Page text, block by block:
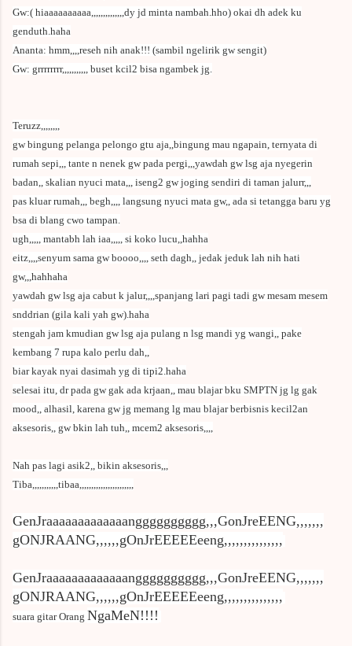
Gw:( hiaaaaaaaaaa,,,,,,,,,,,,,,dy jd minta nambah.hho) okai dh adek ku
genduth.haha
Ananta: hmm,,,,reseh nih anak!!! (sambil ngelirik gw sengit)
Gw: grrrrrrrr,,,,,,,,,,, buset kcil2 bisa ngambek jg.
Teruzz,,,,,,,,
gw bingung pelanga pelongo gtu aja,,bingung mau ngapain, ternyata di
rumah sepi,,, tante n nenek gw pada pergi,,,yawdah gw lsg aja nyegerin
badan,, skalian nyuci mata,,, iseng2 gw joging sendiri di taman jalurr,,,
pas kluar rumah,,, begh,,,, langsung nyuci mata gw,, ada si tetangga baru yg
bsa di blang cwo tampan.
ugh,,,,, mantabh lah iaa,,,,, si koko lucu,,hahha
eitz,,,,senyum sama gw boooo,,,, seth dagh,, jedak jeduk lah nih hati
gw,,,hahhaha
yawdah gw lsg aja cabut k jalur,,,,spanjang lari pagi tadi gw mesam mesem
snddrian (gila kali yah gw).haha
stengah jam kmudian gw lsg aja pulang n lsg mandi yg wangi,, pake
kembang 7 rupa kalo perlu dah,,
biar kayak nyai dasimah yg di tipi2.haha
selesai itu, dr pada gw gak ada krjaan,, mau blajar bku SMPTN jg lg gak
mood,, alhasil, karena gw jg memang lg mau blajar berbisnis kecil2an
aksesoris,, gw bkin lah tuh,, mcem2 aksesoris,,,,
Nah pas lagi asik2,, bikin aksesoris,,,
Tiba,,,,,,,,,,,tibaa,,,,,,,,,,,,,,,,,,,,,,,
GenJraaaaaaaaaaaaangggggggggg,,,GonJreEENG,,,,,,,
gONJRAANG,,,,,,gOnJrEEEEEeeng,,,,,,,,,,,,,,,
GenJraaaaaaaaaaaaangggggggggg,,,GonJreEENG,,,,,,,
gONJRAANG,,,,,,gOnJrEEEEEeeng,,,,,,,,,,,,,,,
suara gitar Orang NgaMeN!!!!